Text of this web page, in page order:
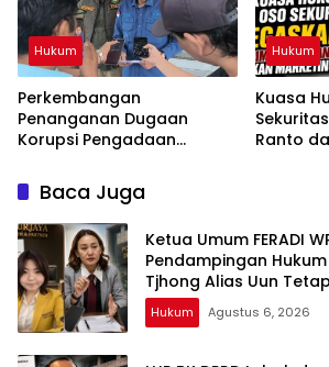
Hukum
Perkembangan
Penanganan Dugaan
Korupsi Pengadaan
LPP RRI, Kejari Depok
Tetapkan Satu Tersangka
Baru
Hukum
Kuasa
Ranto
Baca Juga
Ketua Umum FERADI
Pendampingan
Tjhong Alias Uun
Proses Penyidikan dan
BK
Hukum Agustus 6, 2026